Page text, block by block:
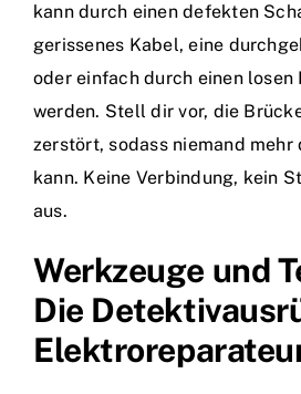
kann durch einen defekten
gerissenes Kabel, eine
oder einfach durch einen
werden. Stell dir vor, die
zerstört, sodass niemand mehr
kann. Keine Verbindung, kein
aus.
Werkzeuge und
Die